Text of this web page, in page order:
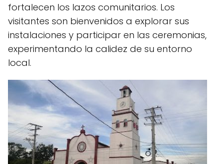
fortalecen los lazos comunitarios. Los
visitantes son bienvenidos a explorar sus
instalaciones y participar en las ceremonias,
experimentando la calidez de su entorno
local.